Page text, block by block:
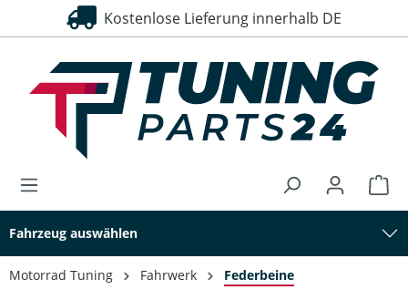
springen Kostenlose Lieferung innerhalb DE
Fahrzeug auswählen
Motorrad Tuning Fahrwerk Federbeine